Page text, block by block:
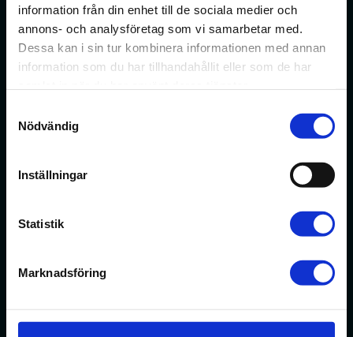
information från din enhet till de sociala medier och
annons- och analysföretag som vi samarbetar med.
Dessa kan i sin tur kombinera informationen med annan
information som du har tillhandahållit eller som de har
Nödvändig
Inställningar
Statistik
Marknadsföring
Bli medlem
Min sida
På min sida kan du ändra dina uppgifter och anmäla dig
till webbinarier med mera.
Min sida
Kontakt